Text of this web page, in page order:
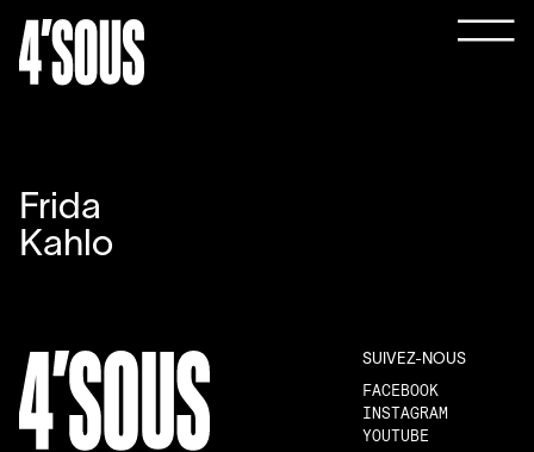
Frida
Kahlo
SUIVEZ-NOUS
FACEBOOK
INSTAGRAM
YOUTUBE